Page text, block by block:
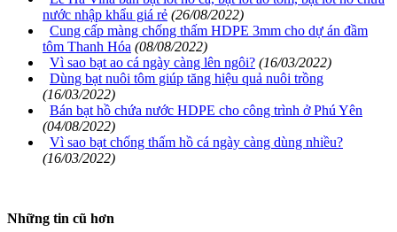
nước nhập khẩu giá rẻ (26/08/2022)
Cung cấp màng chống thấm HDPE 3mm cho dự án đầm
tôm Thanh Hóa (08/08/2022)
Vì sao bạt ao cá ngày càng lên ngôi? (16/03/2022)
Dùng bạt nuôi tôm giúp tăng hiệu quả nuôi trồng
(16/03/2022)
Bán bạt hồ chứa nước HDPE cho công trình ở Phú Yên
(04/08/2022)
Vì sao bạt chống thấm hồ cá ngày càng dùng nhiều?
(16/03/2022)
Những tin cũ hơn